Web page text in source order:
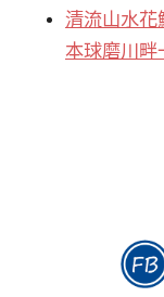
清流山水花
本球磨川畔